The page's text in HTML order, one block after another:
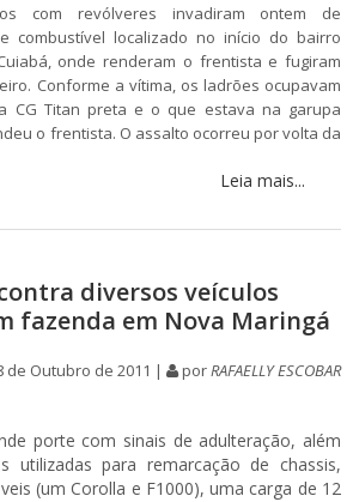
com revólveres invadiram ontem de
combustível localizado no início do bairro
onde renderam o frentista e fugiram
Conforme a vítima, os ladrões ocupavam
CG Titan preta e o que estava na garupa
o frentista. O assalto ocorreu por volta da
Leia mais...
diversos veículos
fazenda em Nova Maringá
de Outubro de 2011 | porRAFAELLY ESCOBAR
porte com sinais de adulteração, além
utilizadas para remarcação de chassis,
(um Corolla e F1000), uma carga de 12